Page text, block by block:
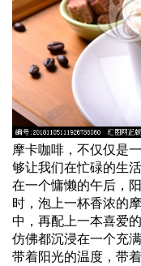
摩卡咖啡，不仅仅是
够让我们在忙碌的生
在一个慵懒的午后，
时，泡上一杯香浓的
中，再配上一本喜爱
仿佛都沉浸在一个充
带着阳光的温度，带